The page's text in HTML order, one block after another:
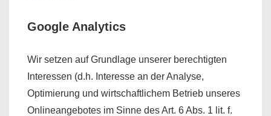
Google Analytics
Wir setzen auf Grundlage unserer berechtigten
Interessen (d.h. Interesse an der Analyse,
Optimierung und wirtschaftlichem Betrieb unseres
Onlineangebotes im Sinne des Art. 6 Abs. 1 lit. f.